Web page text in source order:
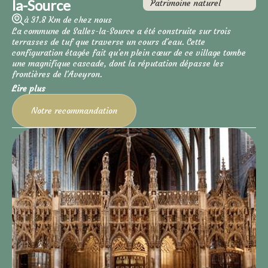
des randonneurs qui suivent le chemin vers Compostelle,
matérialisé par le balisage du GR65. Outre la randonnée
pédestre, les abords de Conques permettent également de
pratiquer le cyclotourisme, le canoë et le kayak, la pêche. Non
loin du village se pratiquent aussi l'escalade et la spéléologie.
Les cavaliers pèlerins ne sont pas oubliés et pourront même
trouver pour leur monture un magasin de sellerie. D'autres
artisans sont également présents ainsi que différents ateliers
d'art (sculpture, peinture, tapisserie…).
la-Source
Patrimoine naturel
à 31.8 Km de chez nous
La commune de Salles-la-Source a été construite sur trois
terrasses de tuf que traverse un cours d'eau. Cette
configuration étagée fait qu'en plein cœur de ce village tombe
une magnifique cascade, dont la réputation dépasse les
frontières de l'Aveyron.
Lire plus
Notre recommandation